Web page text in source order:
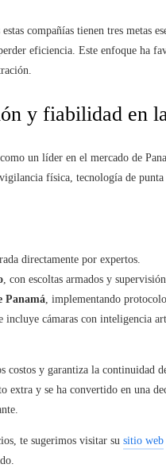
compañías tienen tres metas
eficiencia. Este enfoque ha
y fiabilidad en
un líder en el mercado de
física, tecnología de
directamente por expertos.
, con escoltas armados y
Panamá, implementando
incluye cámaras con inteligencia
y garantiza la continuidad
extra y se ha convertido en una
te sugerimos visitar su sitio web